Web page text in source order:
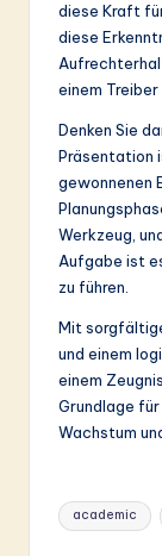
diese Kraft
diese
einem
Denken Sie
Präsentation
gewonnenen
Werkzeug,
Aufgabe ist
zu führen.
Mit
und einem
einem
Grundlage
Wachstum
Tags:
academic